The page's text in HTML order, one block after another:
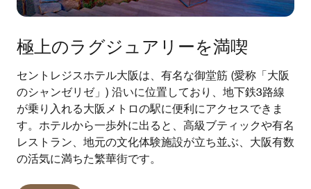
極上のラグジュアリーを満喫
セントレジスホテル大阪は、有名な御堂筋 (愛称「大阪
のシャンゼリゼ」) 沿いに位置しており、地下鉄3路線
が乗り入れる大阪メトロの駅に便利にアクセスできま
す。ホテルから一歩外に出ると、高級ブティックや有名
レストラン、地元の文化体験施設が立ち並ぶ、大阪有数
の活気に満ちた繁華街です。